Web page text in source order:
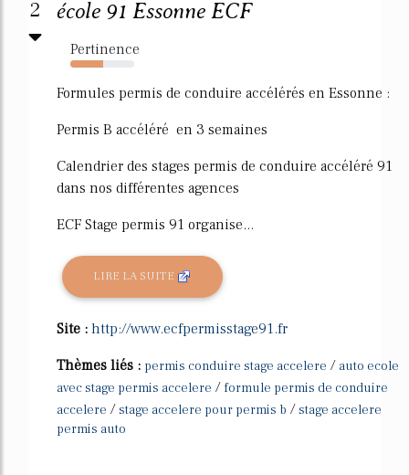
2
école 91 Essonne ECF
Pertinence
51%
Formules permis de conduire accélérés en Essonne :
Permis B accéléré en 3 semaines
Calendrier des stages permis de conduire accéléré 91
dans nos différentes agences
ECF Stage permis 91 organise...
LIRE LA SUITE
Site : http://www.ecfpermisstage91.fr
Thèmes liés : permis conduire stage accelere / auto ecole
avec stage permis accelere / formule permis de conduire
accelere /stage accelere pour permis b /stage accelere
permis auto